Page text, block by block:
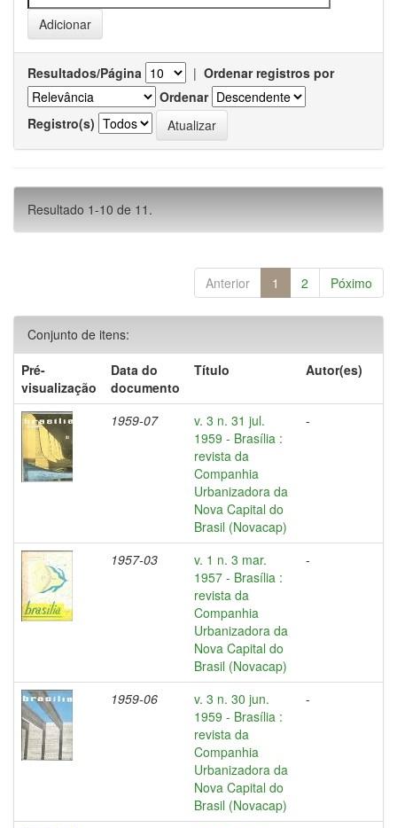
Resultados/Página | Ordenar registros por
Ordenar
Registro(s)
Resultado 1-10 de 11.
Anterior 1 2 Póximo
Conjunto de itens:
Pré-
visualização
Data do
documento
Título Autor(es)
1959-07
v. 3 n. 31 jul.
1959 - Brasília :
revista da
Companhia
Urbanizadora da
Nova Capital do
Brasil (Novacap)
-
1957-03
v. 1 n. 3 mar.
1957 - Brasília :
revista da
Companhia
Urbanizadora da
Nova Capital do
Brasil (Novacap)
-
1959-06
v. 3 n. 30 jun.
1959 - Brasília :
revista da
Companhia
Urbanizadora da
Nova Capital do
Brasil (Novacap)
-